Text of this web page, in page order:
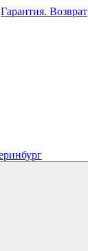
Гарантия. Возврат